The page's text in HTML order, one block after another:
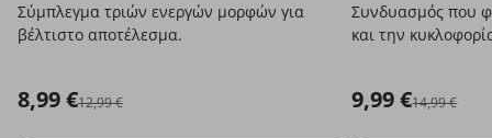
Σύμπλεγμα τριών ενεργών μορφών για
βέλτιστο αποτέλεσμα.
8,99 €12,99 €
Συνδυασμός που
και την
9,99 €14,99 €